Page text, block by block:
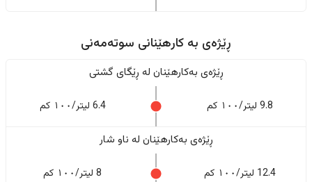
ڕێژەى به کارهێنانی سوتەمەنی
ڕێژەى بەکارهێنان له ڕێگای گشتی
9.8 لیتر/١٠٠ کم 6.4 لیتر/١٠٠ کم
ڕێژەى بەکارهێنان له ناو شار
12.4 لیتر/١٠٠ کم 8 لیتر/١٠٠ کم